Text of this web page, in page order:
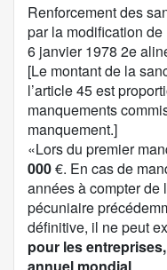
C
o
n
t
e
n
u
d
e
l
a
p
r
o
Renforcement des
par la modification de
6 janvier 1978 2e
[Le montant de la
l’article 45 est
manquements
manquement.]
«Lors du premier
000€. En cas de
années à compter de
pécuniaire
définitive, il ne peut
pour les